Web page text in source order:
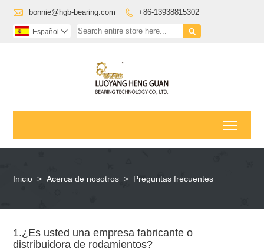
 bonnie@hgb-bearing.com  +86-13938815302

Español 
Inicio > Acerca de nosotros > Preguntas frecuentes
1.¿Es usted una empresa fabricante o
distribuidora de rodamientos?